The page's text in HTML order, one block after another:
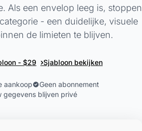
Als een envelop leeg is, stoppen
- een duidelijke, visuele
de limieten te blijven.
- $29 ›Sjabloon bekijken
aankoop
Geen abonnement
gegevens blijven privé